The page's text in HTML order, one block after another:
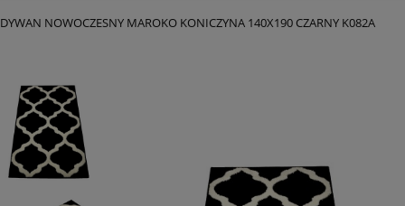
DYWAN NOWOCZESNY MAROKO KONICZYNA 140X190 CZARNY K082A